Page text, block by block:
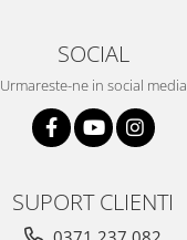
SOCIAL
Urmareste-ne in social media
SUPORT CLIENTI